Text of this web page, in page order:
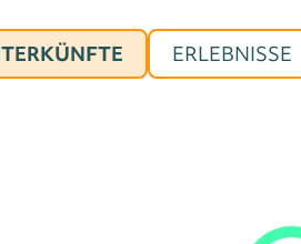
ERLEBNISSE